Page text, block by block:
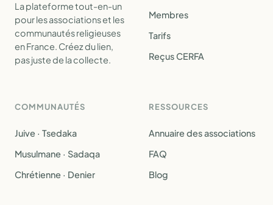
La plateforme tout-en-un
pour les associations et les
communautés religieuses
en France. Créez du lien,
pas juste de la collecte.
Membres
Tarifs
Reçus CERFA
COMMUNAUTÉS
Juive · Tsedaka
Musulmane · Sadaqa
Chrétienne · Denier
RESSOURCES
Annuaire des associations
FAQ
Blog